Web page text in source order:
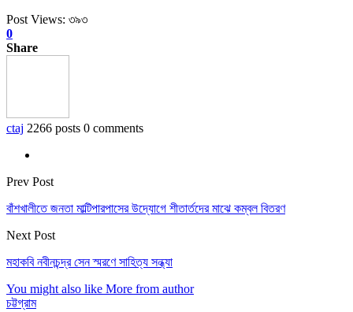
Post Views: ৩৯৩
0
Share
ctaj 2266 posts 0 comments
Prev Post
বাঁশখালীতে জনতা মাল্টিপারপাসের উদ্যোগে শীতার্তদের মাঝে কম্বল বিতরণ
Next Post
মহাকবি নবীনচন্দ্র সেন স্মরণে সাহিত্য সন্ধ্যা
You might also like More from author
চট্টগ্রাম